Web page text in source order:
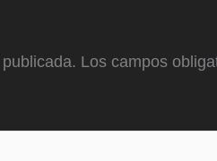
Los campos